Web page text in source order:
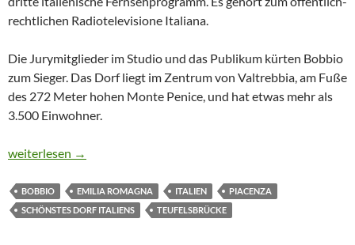
rechtlichen Radiotelevisione Italiana.
Die Jurymitglieder im Studio und das Publikum kürten Bobbio
zum Sieger. Das Dorf liegt im Zentrum von Valtrebbia, am Fuße
des 272 Meter hohen Monte Penice, und hat etwas mehr als
3.500 Einwohner.
SCHÖNSTES DORF ITALIENS
weiterlesen →
BOBBIO EMILIA ROMAGNA ITALIEN
PIACENZA
SCHÖNSTES DORF ITALIENS
TEUFELSBRÜCKE